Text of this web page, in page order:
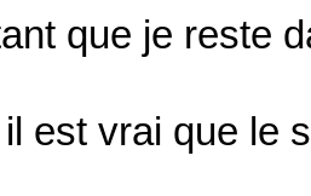
que je reste
est vrai que le